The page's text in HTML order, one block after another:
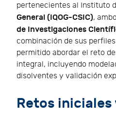
pertenecientes al Instituto
General (IQOG-CSIC),
de Investigaciones
combinación de sus
permitido abordar el reto
integral, incluyendo
disolventes y validación
Retos